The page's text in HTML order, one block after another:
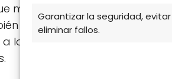
Garantizar la seguridad,
eliminar fallos.
muchas de estas tiendas no
ofrecen productos de
las